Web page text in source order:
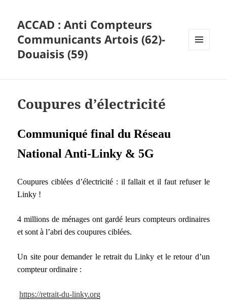
ACCAD : Anti Compteurs
Communicants Artois (62)-
Douaisis (59)
Coupures d’électricité
Communiqué final du Réseau
National Anti-Linky & 5G
Coupures ciblées d’électricité : il fallait et il faut refuser le
Linky !
4 millions de ménages ont gardé leurs compteurs ordinaires
et sont à l’abri des coupures ciblées.
Un site pour demander le retrait du Linky et le retour d’un
compteur ordinaire :
https://retrait-du-linky.org